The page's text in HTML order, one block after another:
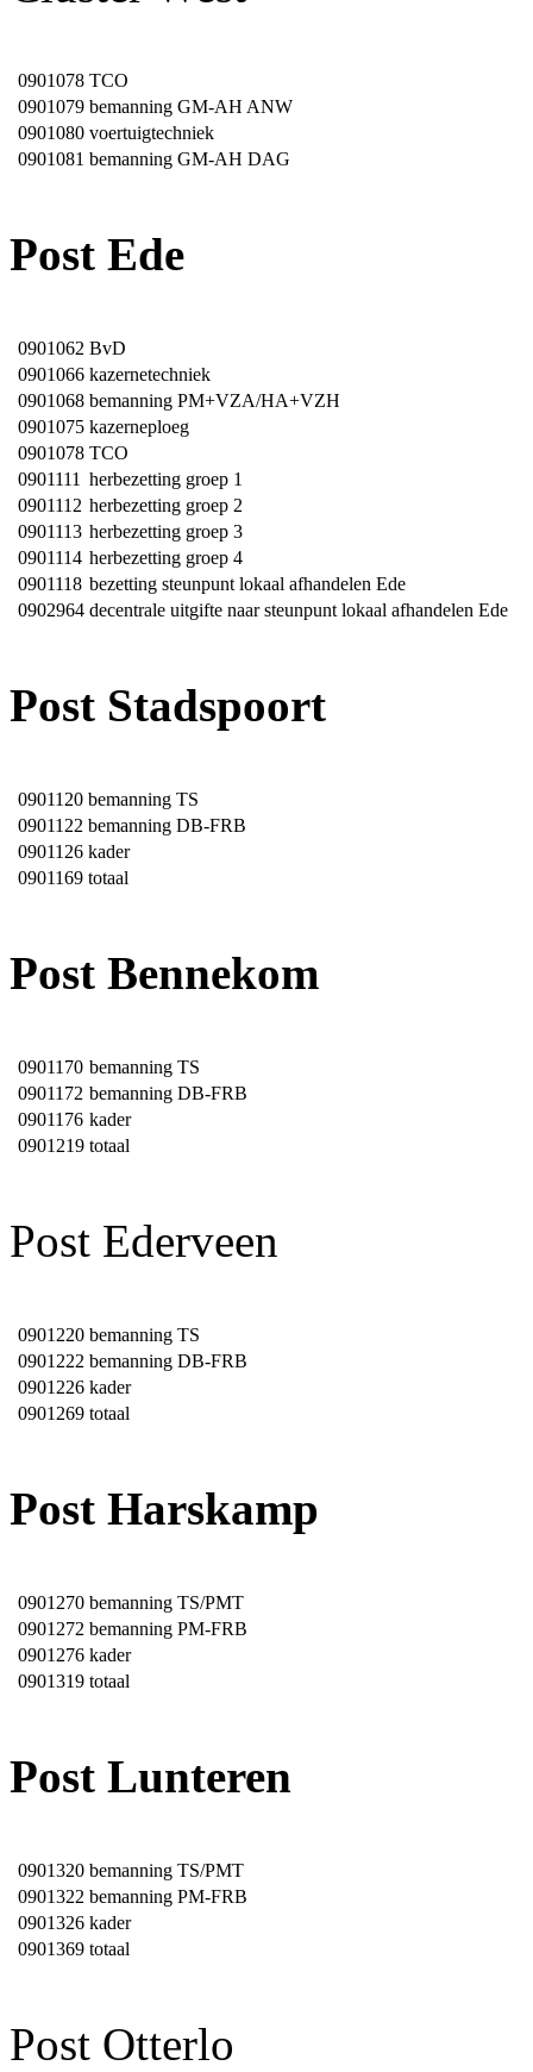
0901078 TCO
0901079 bemanning GM-AH ANW
0901080 voertuigtechniek
0901081 bemanning GM-AH DAG
Post Ede
0901062 BvD
0901066 kazernetechniek
0901068 bemanning PM+VZA/HA+VZH
0901075 kazerneploeg
0901078 TCO
0901111 herbezetting groep 1
0901112 herbezetting groep 2
0901113 herbezetting groep 3
0901114 herbezetting groep 4
0901118 bezetting steunpunt lokaal afhandelen Ede
0902964 decentrale uitgifte naar steunpunt lokaal afhandelen Ede
Post Stadspoort
0901120 bemanning TS
0901122 bemanning DB-FRB
0901126 kader
0901169 totaal
Post Bennekom
0901170 bemanning TS
0901172 bemanning DB-FRB
0901176 kader
0901219 totaal
Post Ederveen
0901220 bemanning TS
0901222 bemanning DB-FRB
0901226 kader
0901269 totaal
Post Harskamp
0901270 bemanning TS/PMT
0901272 bemanning PM-FRB
0901276 kader
0901319 totaal
Post Lunteren
0901320 bemanning TS/PMT
0901322 bemanning PM-FRB
0901326 kader
0901369 totaal
Post Otterlo